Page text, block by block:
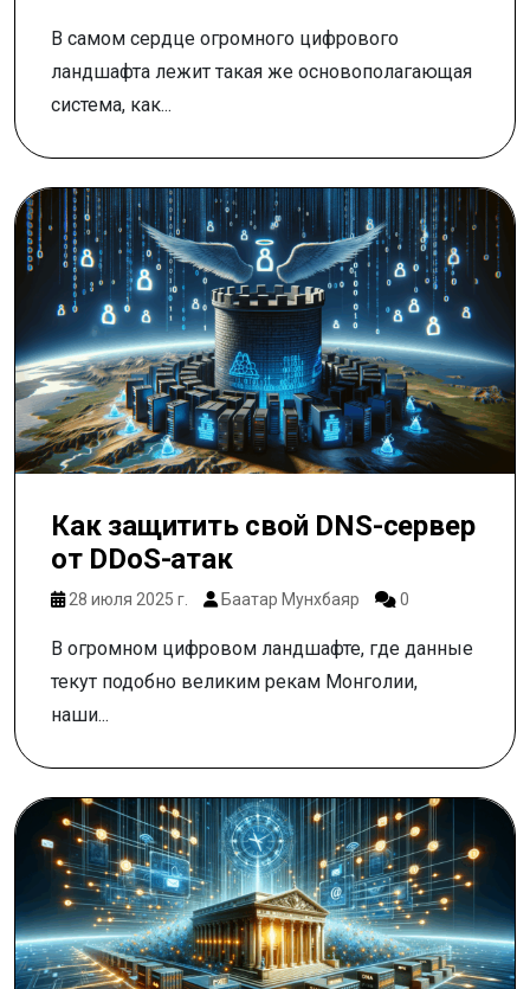
В самом сердце огромного цифрового
ландшафта лежит такая же основополагающая
система, как...
Как защитить свой DNS-сервер
от DDoS-атак
28 июля 2025 г. Баатар Мунхбаяр 0
В огромном цифровом ландшафте, где данные
текут подобно великим рекам Монголии,
наши...